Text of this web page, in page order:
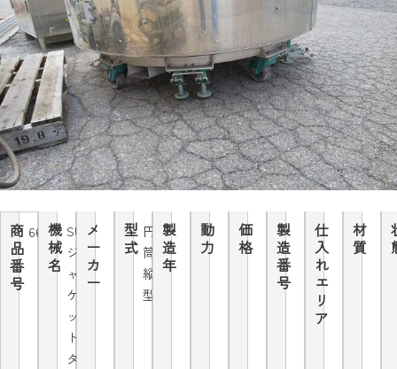
商
品
番
号
6650機
械
名
SUS
ジ
ャ
ケ
ッ
ト
タ
メ
ー
カ
ー
型
式
円
筒
縦
型
製
造
年
動
力
価
格
製
造
番
号
仕
入
れ
エ
リ
ア
材
質